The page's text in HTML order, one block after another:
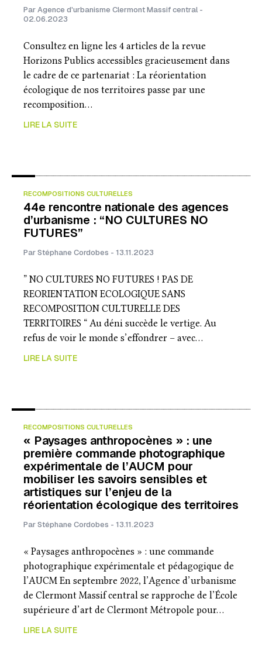
Par Agence d'urbanisme Clermont Massif central -
02.06.2023
Consultez en ligne les 4 articles de la revue
Horizons Publics accessibles gracieusement dans
le cadre de ce partenariat : La réorientation
écologique de nos territoires passe par une
recomposition…
LIRE LA SUITE
RECOMPOSITIONS CULTURELLES
44e rencontre nationale des agences
d’urbanisme : “NO CULTURES NO
FUTURES”
Par Stéphane Cordobes - 13.11.2023
” NO CULTURES NO FUTURES ! PAS DE
REORIENTATION ECOLOGIQUE SANS
RECOMPOSITION CULTURELLE DES
TERRITOIRES “ Au déni succède le vertige. Au
refus de voir le monde s’effondrer – avec…
LIRE LA SUITE
RECOMPOSITIONS CULTURELLES
« Paysages anthropocènes » : une
première commande photographique
expérimentale de l’AUCM pour
mobiliser les savoirs sensibles et
artistiques sur l’enjeu de la
réorientation écologique des territoires
Par Stéphane Cordobes - 13.11.2023
« Paysages anthropocènes » : une commande
photographique expérimentale et pédagogique de
l’AUCM En septembre 2022, l’Agence d’urbanisme
de Clermont Massif central se rapproche de l’École
supérieure d’art de Clermont Métropole pour…
LIRE LA SUITE